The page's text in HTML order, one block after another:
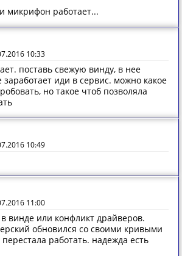
микрифон работает...
10:33
поставь свежую винду, в нее
иди в сервис. можно какое
но такое чтоб позволяла
10:49
11:00
винде или конфликт драйверов.
обновился со своими кривыми
работать. надежда есть